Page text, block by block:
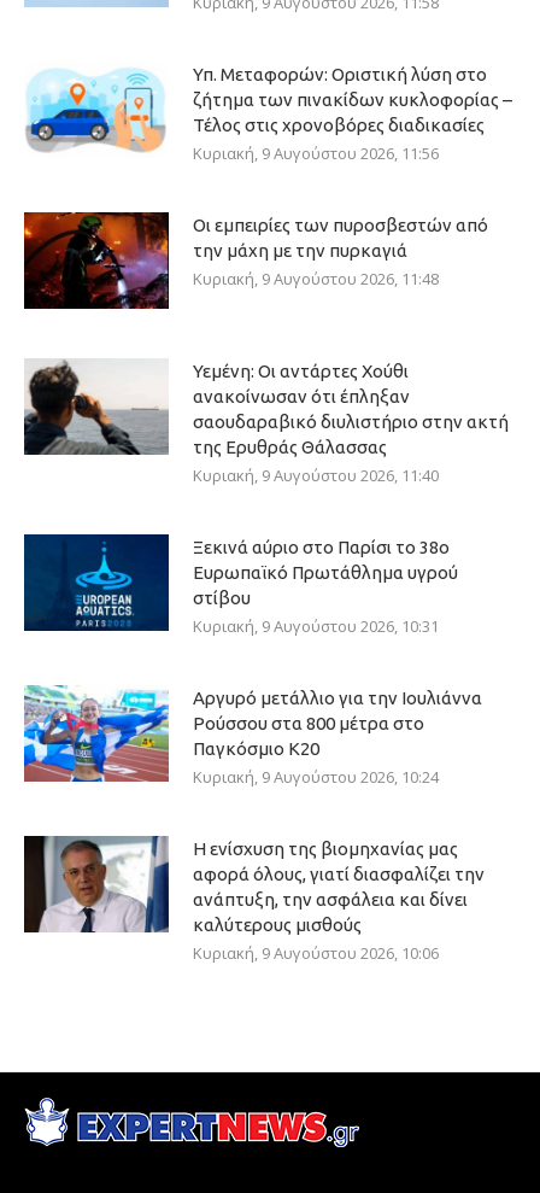
Υπ. Μεταφορών: Οριστική λύση στο
ζήτημα των πινακίδων κυκλοφορίας –
Τέλος στις χρονοβόρες διαδικασίες
Κυριακή, 9 Αυγούστου 2026, 11:56
Οι εμπειρίες των πυροσβεστών από
την μάχη με την πυρκαγιά
Κυριακή, 9 Αυγούστου 2026, 11:48
Υεμένη: Οι αντάρτες Χούθι
ανακοίνωσαν ότι έπληξαν
σαουδαραβικό διυλιστήριο στην ακτή
της Ερυθράς Θάλασσας
Κυριακή, 9 Αυγούστου 2026, 11:40
Ξεκινά αύριο στο Παρίσι το 38ο
Ευρωπαϊκό Πρωτάθλημα υγρού
στίβου
Κυριακή, 9 Αυγούστου 2026, 10:31
Αργυρό μετάλλιο για την Ιουλιάννα
Ρούσσου στα 800 μέτρα στο
Παγκόσμιο Κ20
Κυριακή, 9 Αυγούστου 2026, 10:24
Η ενίσχυση της βιομηχανίας μας
αφορά όλους, γιατί διασφαλίζει την
ανάπτυξη, την ασφάλεια και δίνει
καλύτερους μισθούς
Κυριακή, 9 Αυγούστου 2026, 10:06